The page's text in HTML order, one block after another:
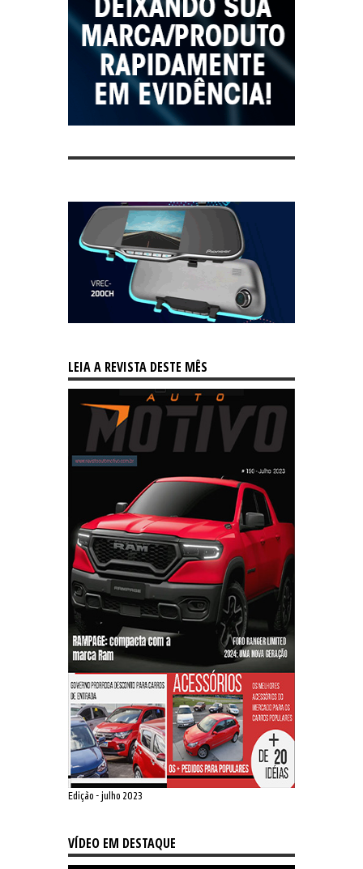
LEIA A REVISTA DESTE MÊS
Edição - julho 2023
VÍDEO EM DESTAQUE